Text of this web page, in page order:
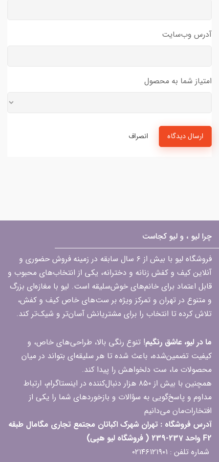
آدرس وب‌سایت
امتیاز شما به محصول
ارسال دیدگاه انصراف
چرا لیو ، و لیو کجاست
فروشگاه لیو با بیش از ۶ سال سابقه در زمینه فروش حضوری و
آنلاین کیف و کفش زنانه و دخترانه، یکی از انتخاب‌های محبوب و
قابل اعتماد برای خانم‌های خوش‌سلیقه است. لیو با مغازه‌ای بزرگ
و متنوع در تهران و تمرکز ویژه بر ست‌های خاص کیف و کفش،
تلاش کرده تا انتخاب را برای مشتریانش آسان‌تر و شیک‌تر کند.
ما در لیو، عاشق رنگیم! تنوع رنگی بالا، طراحی‌های خاص، و
کیفیت تضمین‌شده، باعث شده تا هر سلیقه‌ای بتواند در میان
محصولات ما، ست دلخواهش را پیدا کند.
همچنین با بیش از ۸۵۰ هزار دنبال‌کننده در اینستاگرام، ارتباط
مداوم و پاسخ‌گویی به سؤالات و بازخوردهای شما را یکی از
افتخارات‌مان می‌دانیم
آدرس فروشگاه : تهران شهرک اکباتان مجتمع تجاری مگامال طبقه
F2 واحد 237-239 ( فروشگاه لیو هپی)
شماره تلفن : ۰۲۱۴۶۱۲۱۹۰۱